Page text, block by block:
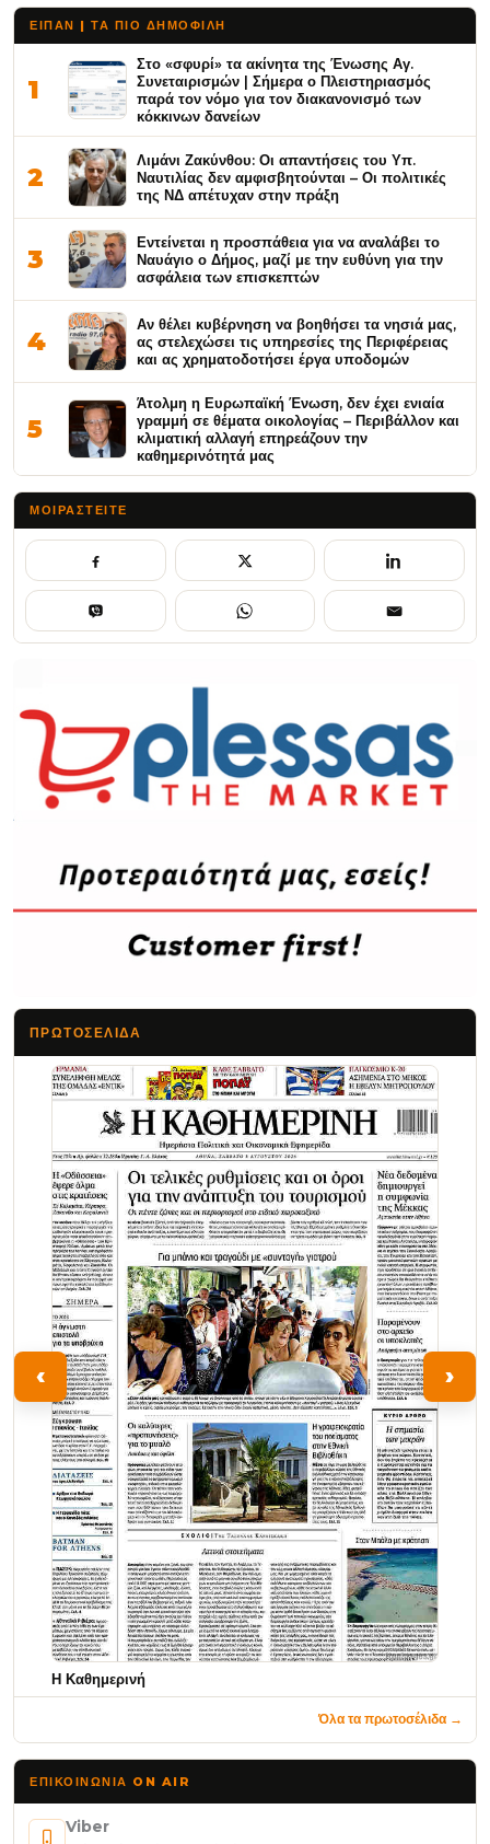
ΕΙΠΑΝ | ΤΑ ΠΙΟ ΔΗΜΟΦΙΛΉ
1
Στο «σφυρί» τα ακίνητα της Ένωσης Αγ.
Συνεταιρισμών | Σήμερα ο Πλειστηριασμός
παρά τον νόμο για τον διακανονισμό των
κόκκινων δανείων
2
Λιμάνι Ζακύνθου: Οι απαντήσεις του Υπ.
Ναυτιλίας δεν αμφισβητούνται – Οι πολιτικές
της ΝΔ απέτυχαν στην πράξη
3
Εντείνεται η προσπάθεια για να αναλάβει το
Ναυάγιο ο Δήμος, μαζί με την ευθύνη για την
ασφάλεια των επισκεπτών
4
Αν θέλει κυβέρνηση να βοηθήσει τα νησιά μας,
ας στελεχώσει τις υπηρεσίες της Περιφέρειας
και ας χρηματοδοτήσει έργα υποδομών
5
Άτολμη η Ευρωπαϊκή Ένωση, δεν έχει ενιαία
γραμμή σε θέματα οικολογίας – Περιβάλλον και
κλιματική αλλαγή επηρεάζουν την
καθημερινότητά μας
ΜΟΙΡΑΣΤΕΊΤΕ
ΠΡΩΤΟΣΈΛΙΔΑ
‹
Η Καθημερινή
›
Όλα τα πρωτοσέλιδα →
ΕΠΙΚΟΙΝΩΝΊΑ ON AIR
Viber